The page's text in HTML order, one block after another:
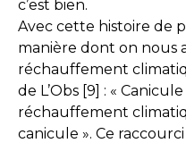
c’est bien.
Avec cette histoire de
manière dont on nous
réchauffement
de L’Obs [9] : «
réchauffement
canicule ». Ce